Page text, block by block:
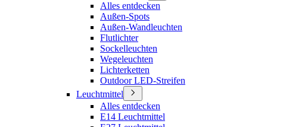
Alles entdecken
Außen-Spots
Außen-Wandleuchten
Flutlichter
Sockelleuchten
Wegeleuchten
Lichterketten
Outdoor LED-Streifen
Leuchtmittel
Alles entdecken
E14 Leuchtmittel